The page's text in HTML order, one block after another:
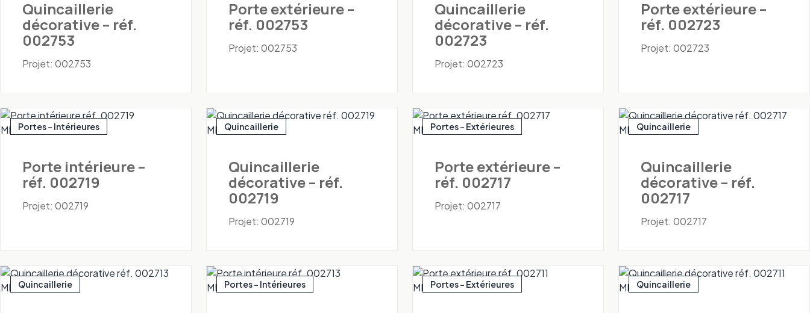
Quincaillerie
décorative – réf.
002753
Projet: 002753
Porte extérieure –
réf. 002753
Projet: 002753
Quincaillerie
décorative – réf.
002723
Projet: 002723
Porte extérieure –
réf. 002723
Projet: 002723
Portes - Intérieures
Porte intérieure –
réf. 002719
Projet: 002719
Quincaillerie
Quincaillerie
décorative – réf.
002719
Projet: 002719
Portes - Extérieures
Porte extérieure –
réf. 002717
Projet: 002717
Quincaillerie
Quincaillerie
décorative – réf.
002717
Projet: 002717
Quincaillerie Portes - Intérieures Portes - Extérieures Quincaillerie